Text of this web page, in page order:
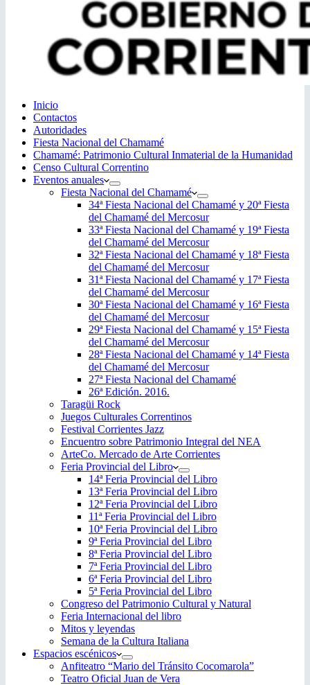
Inicio
Contactos
Autoridades
Fiesta Nacional del Chamamé
Chamamé: Patrimonio Cultural Inmaterial de la Humanidad
Censo Cultural Correntino
Eventos anuales
Fiesta Nacional del Chamamé
34ª Fiesta Nacional del Chamamé y 20ª Fiesta
del Chamamé del Mercosur
33ª Fiesta Nacional del Chamamé y 19ª Fiesta
del Chamamé del Mercosur
32ª Fiesta Nacional del Chamamé y 18ª Fiesta
del Chamamé del Mercosur
31ª Fiesta Nacional del Chamamé y 17ª Fiesta
del Chamamé del Mercosur
30ª Fiesta Nacional del Chamamé y 16ª Fiesta
del Chamamé del Mercosur
29ª Fiesta Nacional del Chamamé y 15ª Fiesta
del Chamamé del Mercosur
28ª Fiesta Nacional del Chamamé y 14ª Fiesta
del Chamamé del Mercosur
27ª Fiesta Nacional del Chamamé
26ª Edición. 2016.
Taragüi Rock
Juegos Culturales Correntinos
Festival Corrientes Jazz
Encuentro sobre Patrimonio Integral del NEA
ArteCo. Mercado de Arte Corrientes
Feria Provincial del Libro
14ª Feria Provincial del Libro
13ª Feria Provincial del Libro
12ª Feria Provincial del Libro
11ª Feria Provincial del Libro
10ª Feria Provincial del Libro
9ª Feria Provincial del Libro
8ª Feria Provincial del Libro
7ª Feria Provincial del Libro
6ª Feria Provincial del Libro
5ª Feria Provincial del Libro
Congreso del Patrimonio Cultural y Natural
Feria Internacional del libro
Mitos y leyendas
Semana de la Cultura Italiana
Espacios escénicos
Anfiteatro “Mario del Tránsito Cocomarola”
Teatro Oficial Juan de Vera